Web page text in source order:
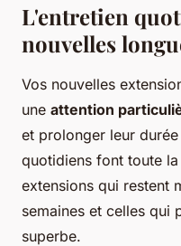
L'entretien
nouvelles
Vos nouvelles
une attention
et prolonger leur
quotidiens font toute
extensions qui restent
semaines et celles qui
superbe.